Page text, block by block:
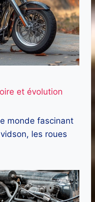
et évolution
monde fascinant
les roues